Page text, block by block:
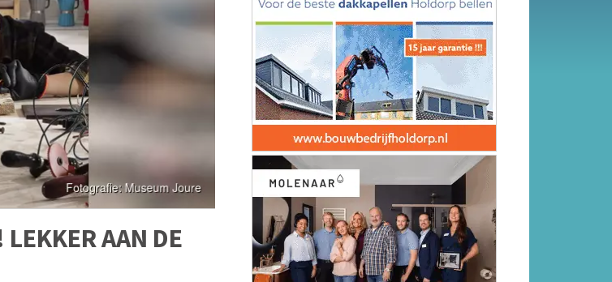
AAN DE